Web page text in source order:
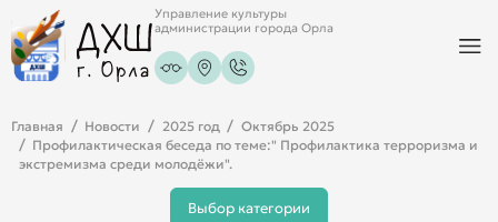
Управление культуры
администрации города Орла
Главная Новости 2025 год
Октябрь 2025
Профилактическая беседа по теме:" Профилактика терроризма и
экстремизма среди молодёжи".
Выбор категории